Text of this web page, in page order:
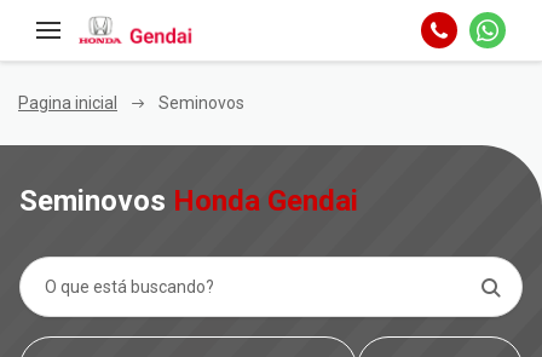
Pagina inicial Seminovos
Seminovos Honda Gendai